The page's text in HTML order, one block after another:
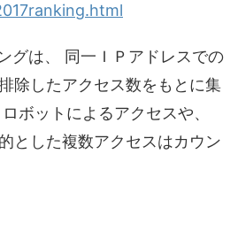
グは、 同一ＩＰアドレスでの
除したアクセス数をもとに集
ボットによるアクセスや、
とした複数アクセスはカウン